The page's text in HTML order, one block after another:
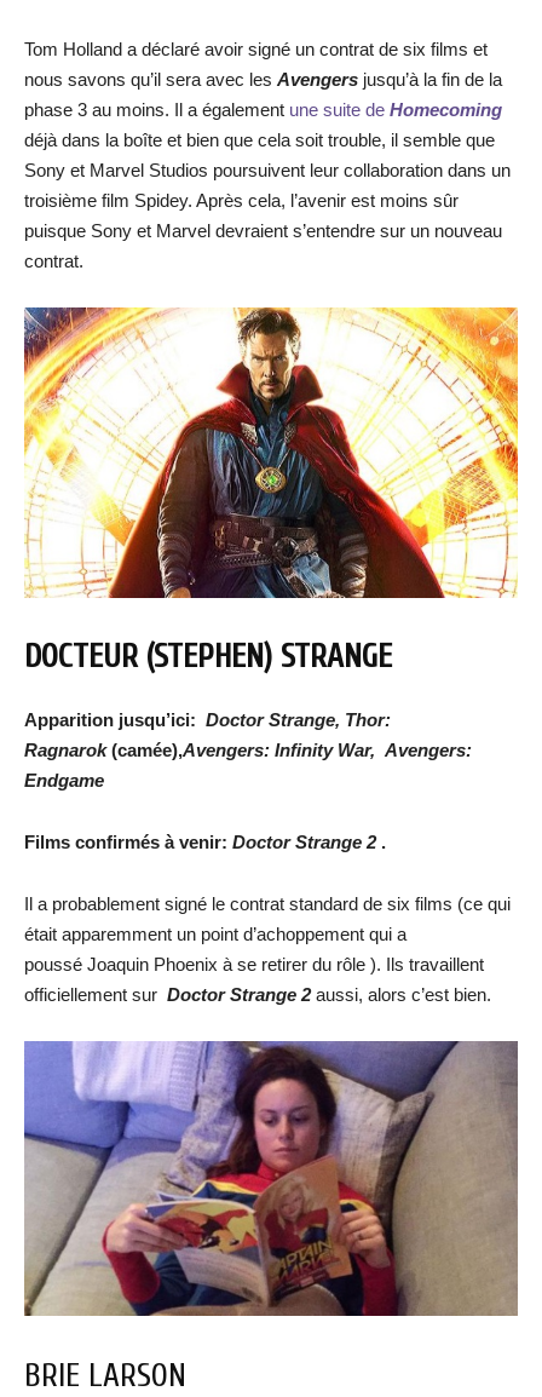
Tom Holland a déclaré avoir signé un contrat de six films et
nous savons qu’il sera avec les Avengers jusqu’à la fin de la
phase 3 au moins. Il a également une suite de Homecoming
déjà dans la boîte et bien que cela soit trouble, il semble que
Sony et Marvel Studios poursuivent leur collaboration dans un
troisième film Spidey. Après cela, l’avenir est moins sûr
puisque Sony et Marvel devraient s’entendre sur un nouveau
contrat.
DOCTEUR (STEPHEN) STRANGE
Apparition jusqu’ici: Doctor Strange, Thor:
Ragnarok(camée),Avengers: Infinity War, Avengers:
Endgame
Films confirmés à venir: Doctor Strange 2.
Il a probablement signé le contrat standard de six films (ce qui
était apparemment un point d’achoppement qui a
poussé Joaquin Phoenix à se retirer du rôle ). Ils travaillent
officiellement sur Doctor Strange 2aussi, alors c’est bien.
BRIE LARSON